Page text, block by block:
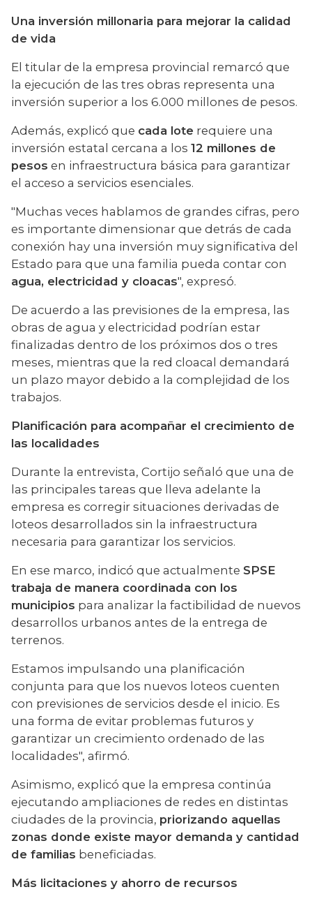
Una inversión millonaria para mejorar la calidad
de vida
El titular de la empresa provincial remarcó que
la ejecución de las tres obras representa una
inversión superior a los 6.000 millones de pesos.
Además, explicó que cada lote requiere una
inversión estatal cercana a los 12 millones de
pesos en infraestructura básica para garantizar
el acceso a servicios esenciales.
"Muchas veces hablamos de grandes cifras, pero
es importante dimensionar que detrás de cada
conexión hay una inversión muy significativa del
agua, electricidad y cloacas", expresó.
De acuerdo a las previsiones de la empresa, las
obras de agua y electricidad podrían estar
finalizadas dentro de los próximos dos o tres
meses, mientras que la red cloacal demandará
un plazo mayor debido a la complejidad de los
trabajos.
Planificación para acompañar el crecimiento de
las localidades
Durante la entrevista, Cortijo señaló que una de
las principales tareas que lleva adelante la
empresa es corregir situaciones derivadas de
loteos desarrollados sin la infraestructura
necesaria para garantizar los servicios.
En ese marco, indicó que actualmente SPSE
trabaja de manera coordinada con los
municipios para analizar la factibilidad de nuevos
desarrollos urbanos antes de la entrega de
terrenos.
Estamos impulsando una planificación
conjunta para que los nuevos loteos cuenten
con previsiones de servicios desde el inicio. Es
una forma de evitar problemas futuros y
garantizar un crecimiento ordenado de las
localidades", afirmó.
Asimismo, explicó que la empresa continúa
ejecutando ampliaciones de redes en distintas
ciudades de la provincia, priorizando aquellas
zonas donde existe mayor demanda y cantidad
de familias beneficiadas.
Más licitaciones y ahorro de recursos